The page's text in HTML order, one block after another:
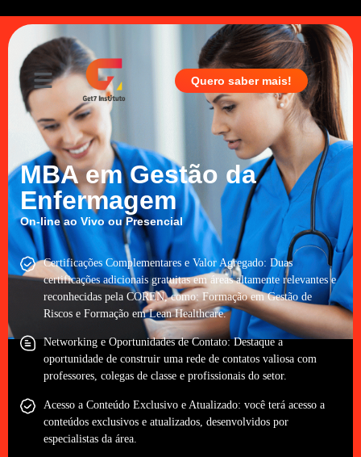
Quero saber mais!
MBA em Gestão da
Enfermagem
On-line ao VivoouPresencial
Certificações Complementares e Valor Agregado: Duas
certificações adicionais gratuitas em áreas altamente relevantes e
reconhecidas pela COREN, como: Formação em Gestão de
Riscos e Formação em Lean Healthcare.
Networking e Oportunidades de Contato: Destaque a
oportunidade de construir uma rede de contatos valiosa com
professores, colegas de classe e profissionais do setor.
Acesso a Conteúdo Exclusivo e Atualizado: você terá acesso a
conteúdos exclusivos e atualizados, desenvolvidos por
especialistas da área.